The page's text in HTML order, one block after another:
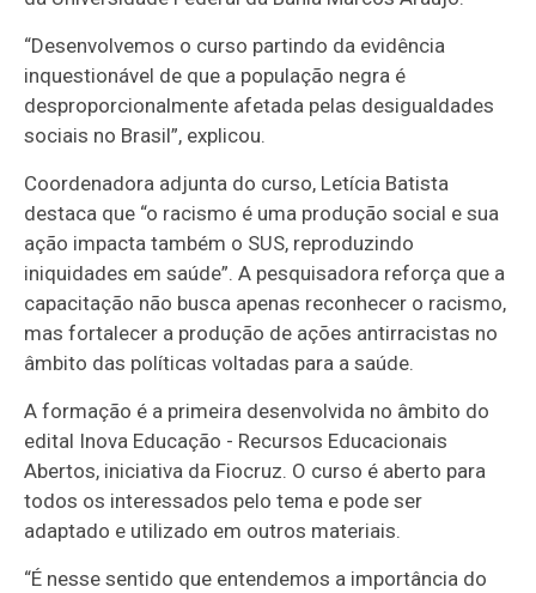
“Desenvolvemos o curso partindo da evidência
inquestionável de que a população negra é
desproporcionalmente afetada pelas desigualdades
sociais no Brasil”, explicou.
Coordenadora adjunta do curso, Letícia Batista
destaca que “o racismo é uma produção social e sua
ação impacta também o SUS, reproduzindo
iniquidades em saúde”. A pesquisadora reforça que a
capacitação não busca apenas reconhecer o racismo,
mas fortalecer a produção de ações antirracistas no
âmbito das políticas voltadas para a saúde.
A formação é a primeira desenvolvida no âmbito do
edital Inova Educação - Recursos Educacionais
Abertos, iniciativa da Fiocruz. O curso é aberto para
todos os interessados pelo tema e pode ser
adaptado e utilizado em outros materiais.
“É nesse sentido que entendemos a importância do